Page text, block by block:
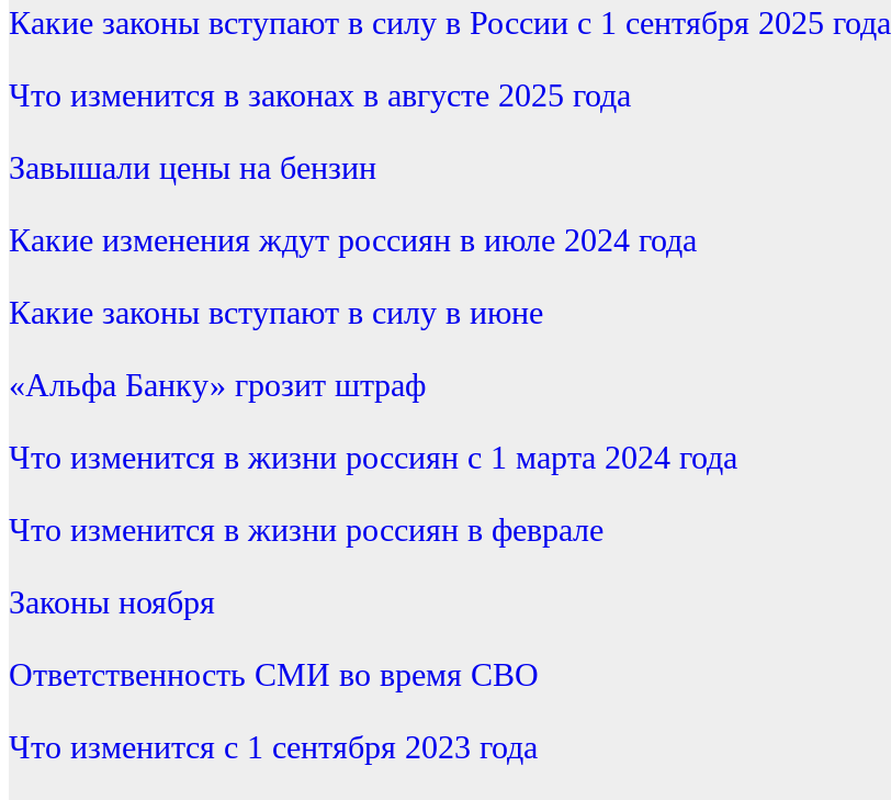
Какие законы вступают в силу в России с 1 сентября 2025 года
Что изменится в законах в августе 2025 года
Завышали цены на бензин
Какие изменения ждут россиян в июле 2024 года
Какие законы вступают в силу в июне
«Альфа Банку» грозит штраф
Что изменится в жизни россиян с 1 марта 2024 года
Что изменится в жизни россиян в феврале
Законы ноября
Ответственность СМИ во время СВО
Что изменится с 1 сентября 2023 года